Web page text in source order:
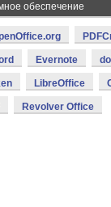
обеспечение
Evernote
LibreOffice
Revolver Office